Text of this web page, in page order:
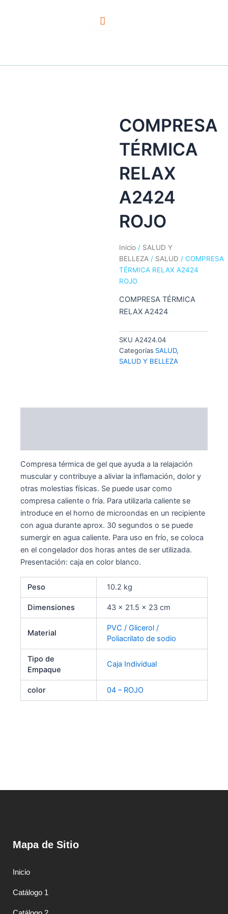
COMPRESA
TÉRMICA
RELAX
A2424
ROJO
Inicio / SALUD Y
BELLEZA / SALUD / COMPRESA
TÉRMICA RELAX A2424
ROJO
COMPRESA TÉRMICA
RELAX A2424
SKU A2424.04
Categorías SALUD,
SALUD Y BELLEZA
Compresa térmica de gel que ayuda a la relajación
muscular y contribuye a aliviar la inflamación, dolor y
otras molestias físicas. Se puede usar como
compresa caliente o fría. Para utilizarla caliente se
introduce en el horno de microondas en un recipiente
con agua durante aprox. 30 segundos o se puede
sumergir en agua caliente. Para uso en frío, se coloca
en el congelador dos horas antes de ser utilizada.
Presentación: caja en color blanco.
Peso 10.2 kg
Dimensiones 43 × 21.5 × 23 cm
Material
PVC / Glicerol /
Poliacrilato de sodio
Tipo de
Empaque
Caja Individual
color 04 – ROJO
Mapa de Sitio
Inicio
Catálogo 1